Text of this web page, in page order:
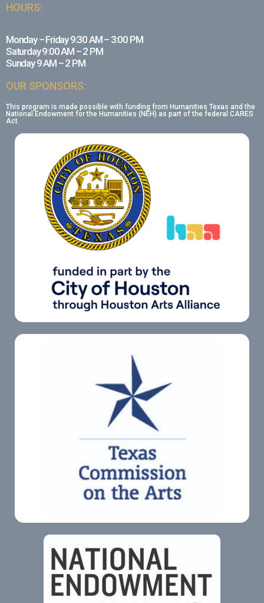
HOURS:
Monday – Friday 9:30 AM – 3:00 PM
Saturday 9:00 AM – 2 PM
Sunday 9 AM – 2 PM
OUR SPONSORS:
This program is made possible with funding from Humanities Texas and the
National Endowment for the Humanities (NEH) as part of the federal CARES
Act.